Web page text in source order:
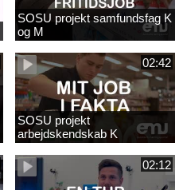
SOSU projekt samfundsfag K
og M
02:42
SOSU projekt
arbejdskendskab K
02:12